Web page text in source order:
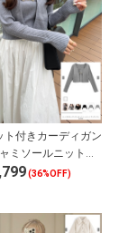
ト付きカーディガン
ミソールニットア
ンブル(36%OFF)